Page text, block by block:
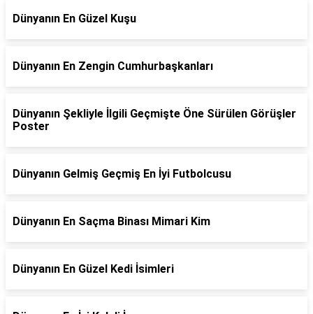
Dünyanın En Güzel Kuşu
Dünyanın En Zengin Cumhurbaşkanları
Dünyanın Şekliyle İlgili Geçmişte Öne Sürülen Görüşler
Poster
Dünyanın Gelmiş Geçmiş En İyi Futbolcusu
Dünyanın En Saçma Binası Mimari Kim
Dünyanın En Güzel Kedi İsimleri